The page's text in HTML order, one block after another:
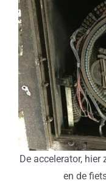
De accelerator,
en de